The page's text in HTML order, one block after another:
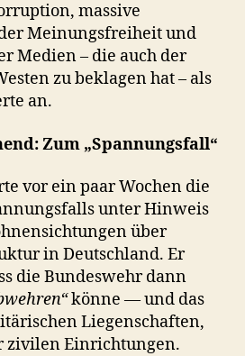
massive
Meinungsfreiheit und
Medien – die auch der
zu beklagen hat – als
an.
Zum „Spannungsfall“
vor ein paar Wochen die
unter Hinweis
über
in Deutschland. Er
die Bundeswehr dann
könne — und das
Liegenschaften,
zivilen Einrichtungen.